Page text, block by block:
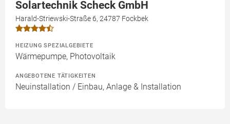
Solartechnik Scheck GmbH
Harald-Striewski-Straße 6, 24787 Fockbek
HEIZUNG SPEZIALGEBIETE
Wärmepumpe, Photovoltaik
ANGEBOTENE TÄTIGKEITEN
Neuinstallation / Einbau, Anlage & Installation